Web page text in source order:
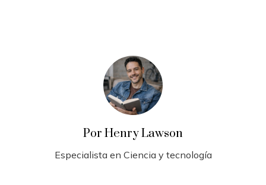
Por Henry Lawson
Especialista en Ciencia y tecnología